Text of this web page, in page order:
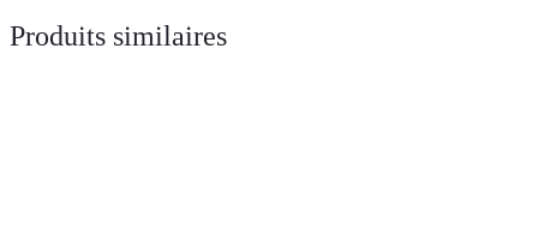
Produits similaires